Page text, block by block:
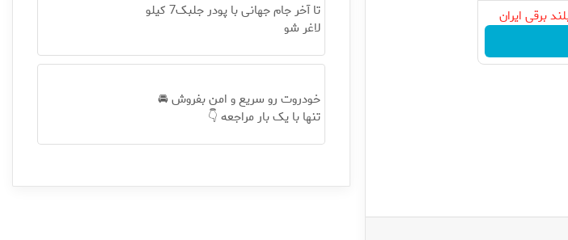
تا آخر جام جهانی با پودر جلبک7 کیلو
لاغر شو
خودروت رو سریع و امن بفروش 🚘
تنها با یک بار مراجعه 👇